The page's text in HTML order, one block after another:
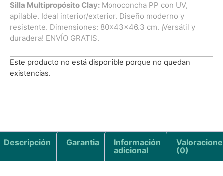
Silla Multipropósito Clay: Monoconcha PP con UV,
apilable. Ideal interior/exterior. Diseño moderno y
resistente. Dimensiones: 80x43x46.3 cm. ¡Versátil y
duradera! ENVÍO GRATIS.
Este producto no está disponible porque no quedan
existencias.
Descripción Garantia
Información
adicional
(0)